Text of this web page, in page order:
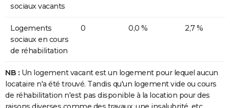
sociaux vacants
Logements
sociaux en cours
de réhabilitation
0 0,0 % 2,7 %
NB : Un logement vacant est un logement pour lequel aucun
locataire n'a été trouvé. Tandis qu'un logement vide ou cours
de réhabilitation n'est pas disponible à la location pour des